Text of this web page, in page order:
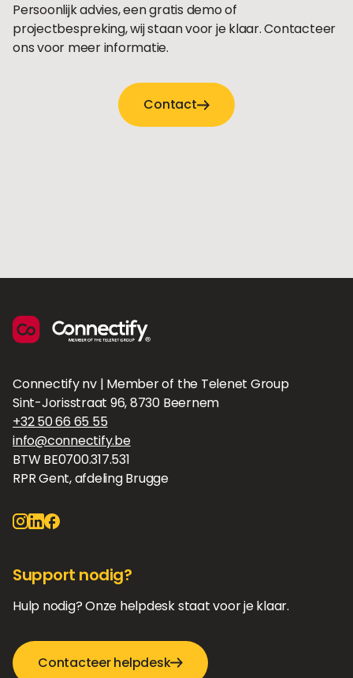
Persoonlijk advies, een gratis demo of
projectbespreking, wij staan voor je klaar. Contacteer
ons voor meer informatie.
Contact
Connectify nv | Member of the Telenet Group
Sint-Jorisstraat 96, 8730 Beernem
+32 50 66 65 55
info@connectify.be
BTW BE0700.317.531
RPR Gent, afdeling Brugge
Support nodig?
Hulp nodig? Onze helpdesk staat voor je klaar.
Contacteer helpdesk